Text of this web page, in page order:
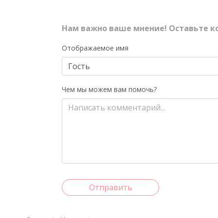
Нам важно ваше мнение! Оставьте
Отображаемое имя
Чем мы можем вам помочь?
Отправить